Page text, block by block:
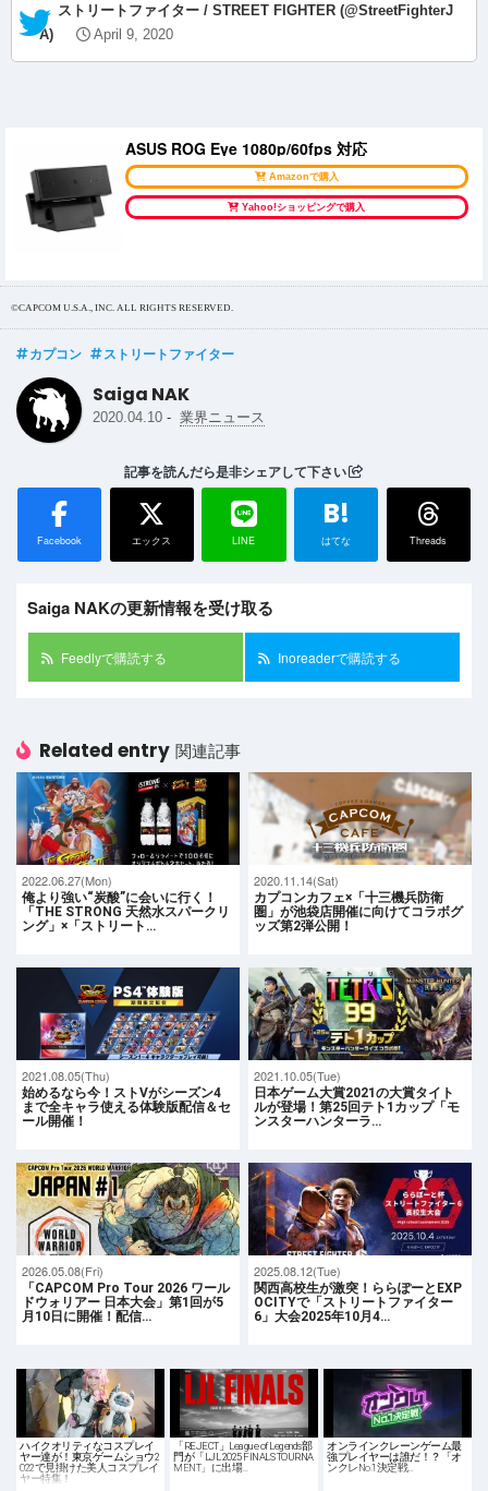
— ストリートファイター / STREET FIGHTER (@StreetFighterJ
A)
April 9, 2020
ASUS ROG Eye 1080p/60fps 対応
Amazonで購入
Yahoo!ショッピングで購入
©CAPCOM U.S.A., INC. ALL RIGHTS RESERVED.
カプコン ストリートファイター
Saiga NAK
2020.04.10 - 業界ニュース
記事を読んだら是非シェアして下さい
Facebook エックス LINE
B!
はてな Threads
Saiga NAKの更新情報を受け取る
Feedlyで購読する Inoreaderで購読する
Related entry 関連記事
2022.06.27(Mon)
俺より強い“炭酸”に会いに行く！
「THE STRONG 天然水スパークリ
ング」×「ストリート…
2020.11.14(Sat)
カプコンカフェ×「十三機兵防衛
圏」が池袋店開催に向けてコラボグ
ッズ第2弾公開！
2021.08.05(Thu)
始めるなら今！ストVがシーズン4
まで全キャラ使える体験版配信＆セ
ール開催！
2021.10.05(Tue)
日本ゲーム大賞2021の大賞タイト
ルが登場！第25回テト1カップ「モ
ンスターハンターラ…
2026.05.08(Fri)
「CAPCOM Pro Tour 2026 ワール
ドウォリアー 日本大会」第1回が5
月10日に開催！配信…
2025.08.12(Tue)
関西高校生が激突！ららぽーとEXP
OCITYで「ストリートファイター
6」大会2025年10月4…
ハイクオリティなコスプレイ
ヤー達が！東京ゲームショウ2
022で見掛けた美人コスプレイ
ヤー特集！
「REJECT」League of Legends部
門が「LJL 2025 FINALS TOURNA
MENT」に出場…
オンラインクレーンゲーム最
強プレイヤーは誰だ！？「オ
ンクレNo.1決定戦…